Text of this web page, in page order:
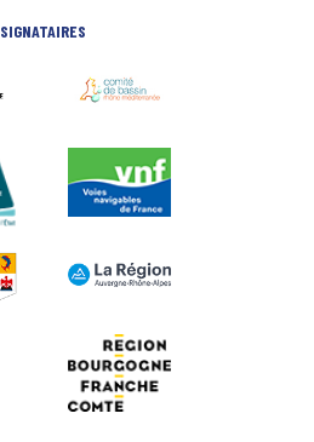
SIGNATAIRES